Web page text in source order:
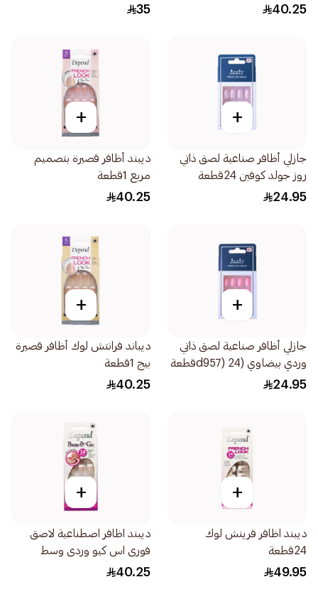
40.25
35
+
جازلي أظافر صناعية لصق ذاتي
روز جولد كوفين 24قطعة
24.95
+
ديبند أظافر قصيرة بتصميم
مربع 1قطعة
40.25
+
جازلي أظافر صناعية لصق ذاتي
وردي بيضاوي (d957) 24قطعة
24.95
+
ديباند فرانتش لوك أظافر قصيرة
بيج 1قطعة
40.25
+
ديبند اظافر فرينش لوك
24قطعة
49.95
+
ديبند اظافر اصطناعية لاصق
فورى اس كيو وردى وسط
24قطعة
40.25